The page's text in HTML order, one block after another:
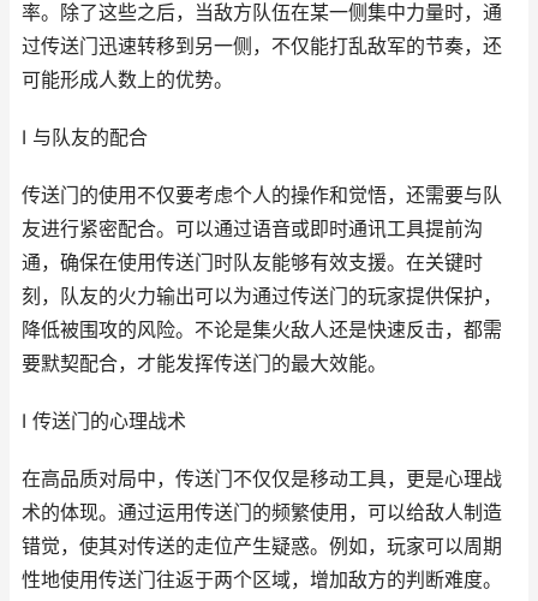
率。除了这些之后，当敌方队伍在某一侧集中力量时，通
过传送门迅速转移到另一侧，不仅能打乱敌军的节奏，还
可能形成人数上的优势。
I 与队友的配合
传送门的使用不仅要考虑个人的操作和觉悟，还需要与队
友进行紧密配合。可以通过语音或即时通讯工具提前沟
通，确保在使用传送门时队友能够有效支援。在关键时
刻，队友的火力输出可以为通过传送门的玩家提供保护，
降低被围攻的风险。不论是集火敌人还是快速反击，都需
要默契配合，才能发挥传送门的最大效能。
I 传送门的心理战术
在高品质对局中，传送门不仅仅是移动工具，更是心理战
术的体现。通过运用传送门的频繁使用，可以给敌人制造
错觉，使其对传送的走位产生疑惑。例如，玩家可以周期
性地使用传送门往返于两个区域，增加敌方的判断难度。